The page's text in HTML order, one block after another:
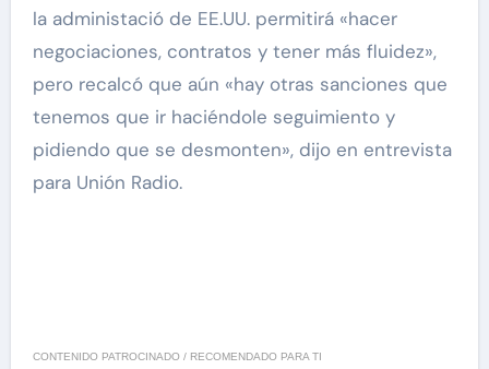
la administació de EE.UU. permitirá «hacer
negociaciones, contratos y tener más fluidez»,
pero recalcó que aún «hay otras sanciones que
tenemos que ir haciéndole seguimiento y
pidiendo que se desmonten», dijo en entrevista
para Unión Radio.
CONTENIDO PATROCINADO / RECOMENDADO PARA TI